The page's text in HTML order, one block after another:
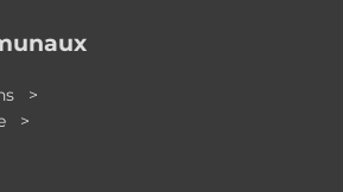
>
>